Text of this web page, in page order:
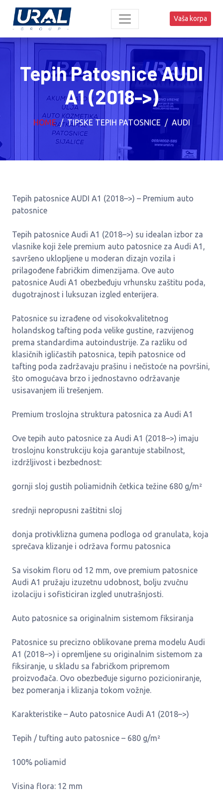
Vaša korpa
Tepih Patosnice AUDI
A1 (2018->)
HOME TIPSKE TEPIH PATOSNICE AUDI
Tepih patosnice AUDI A1 (2018–>) – Premium auto
patosnice
Tepih patosnice Audi A1 (2018–>) su idealan izbor za
vlasnike koji žele premium auto patosnice za Audi A1,
savršeno uklopljene u moderan dizajn vozila i
prilagođene fabričkim dimenzijama. Ove auto
patosnice Audi A1 obezbeđuju vrhunsku zaštitu poda,
dugotrajnost i luksuzan izgled enterijera.
Patosnice su izrađene od visokokvalitetnog
holandskog tafting poda velike gustine, razvijenog
prema standardima autoindustrije. Za razliku od
klasičnih igličastih patosnica, tepih patosnice od
tafting poda zadržavaju prašinu i nečistoće na površini,
što omogućava brzo i jednostavno održavanje
usisavanjem ili trešenjem.
Premium troslojna struktura patosnica za Audi A1
Ove tepih auto patosnice za Audi A1 (2018–>) imaju
troslojnu konstrukciju koja garantuje stabilnost,
izdržljivost i bezbednost:
gornji sloj gustih poliamidnih četkica težine 680 g/m²
srednji nepropusni zaštitni sloj
donja protivklizna gumena podloga od granulata, koja
sprečava klizanje i održava formu patosnica
Sa visokim floru od 12 mm, ove premium patosnice
Audi A1 pružaju izuzetnu udobnost, bolju zvučnu
izolaciju i sofisticiran izgled unutrašnjosti.
Auto patosnice sa originalnim sistemom fiksiranja
Patosnice su precizno oblikovane prema modelu Audi
A1 (2018–>) i opremljene su originalnim sistemom za
fiksiranje, u skladu sa fabričkom pripremom
proizvođača. Ovo obezbeđuje sigurno pozicioniranje,
bez pomeranja i klizanja tokom vožnje.
Karakteristike – Auto patosnice Audi A1 (2018–>)
Tepih / tufting auto patosnice – 680 g/m²
100% poliamid
Visina flora: 12 mm